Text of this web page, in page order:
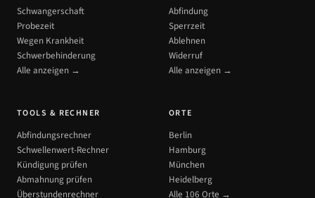
Schwangerschaft
Probezeit
Wegen Krankheit
Schwerbehinderung
Alle anzeigen →
Abfindung
Sperrzeit
Ablehnen
Widerruf
Alle anzeigen →
TOOLS & RECHNER
Abfindungsrechner
Schwellenwert-Rechner
Kündigung prüfen
Abmahnung prüfen
Überstundenrechner
ORTE
Berlin
Hamburg
München
Heidelberg
Alle 106 Orte →